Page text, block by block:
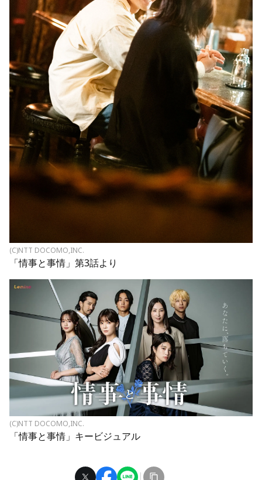
(C)NTT DOCOMO,INC.
「情事と事情」第3話より
(C)NTT DOCOMO,INC.
「情事と事情」キービジュアル